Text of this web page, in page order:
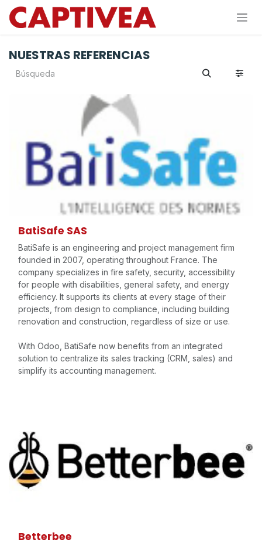
Ir al contenido
NUESTRAS REFERENCIAS
BatiSafe SAS
BatiSafe is an engineering and project management firm
founded in 2007, operating throughout France. The
company specializes in fire safety, security, accessibility
for people with disabilities, general safety, and energy
efficiency. It supports its clients at every stage of their
projects, from design to compliance, including building
renovation and construction, regardless of size or use.
With Odoo, BatiSafe now benefits from an integrated
solution to centralize its sales tracking (CRM, sales) and
simplify its accounting management.
Betterbee